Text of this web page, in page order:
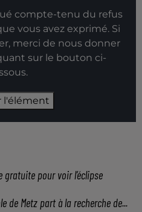
compte-tenu du refus
vous avez exprimé. Si
merci de nous donner
sur le bouton ci-
l'élément
pour voir l’éclipse
de Metz part à la recherche de...